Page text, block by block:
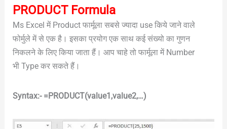
PRODUCT Formula
Ms Excel में Product फार्मूला सबसे ज्यादा use किये जाने वाले
फोर्मुले में से एक है। इसका प्रयोग एक साथ कई संख्यो का गुणन
निकलने के लिए किया जाता हैं। आप चाहे तो फार्मूला में Number
भी Type कर सकते हैं।
Syntax:- =PRODUCT(value1,value2,…)